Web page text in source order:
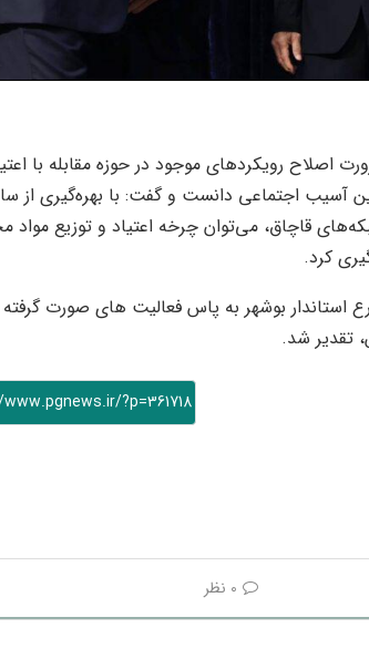
اصلاح رویکردهای موجود در حوزه مقابله با
آسیب اجتماعی دانست و گفت: با بهره‌گیری از
قاچاق، می‌توان چرخه اعتیاد و توزیع مواد
کرد.
استاندار بوشهر به پاس فعالیت های صورت گرفته
تقدیر شد.
?p=361718
0 نظر